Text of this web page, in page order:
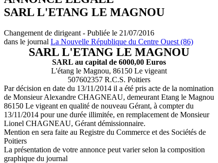
SARL L'ETANG LE MAGNOU
Changement de dirigeant - Publiée le 21/07/2016
dans le journal La Nouvelle République du Centre Ouest (86)
SARL L'ETANG LE MAGNOU
SARL au capital de 6000,00 Euros
L'étang le Magnou, 86150 Le vigeant
507602357 R.C.S. Poitiers
Par décision en date du 13/11/2014 il a été pris acte de la nomination
de Monsieur Alexandre CHAGNEAU, demeurant Etang le Magnou
86150 Le vigeant en qualité de nouveau Gérant, à compter du
13/11/2014 pour une durée illimitée, en remplacement de Monsieur
Lionel CHAGNEAU, Gérant démissionnaire.
Mention en sera faite au Registre du Commerce et des Sociétés de
Poitiers
La présentation de votre annonce peut varier selon la composition
graphique du journal